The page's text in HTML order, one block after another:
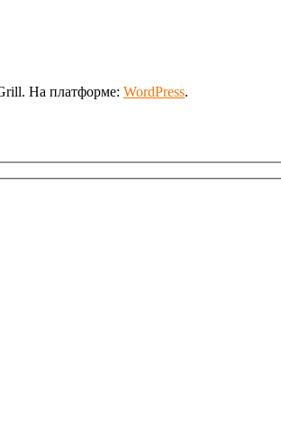
На платформе: WordPress.